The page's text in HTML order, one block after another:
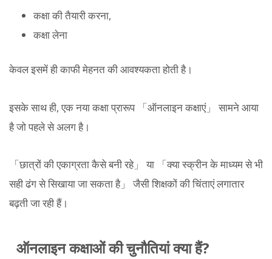
कक्षा की तैयारी करना,
कक्षा लेना
केवल इसमें ही काफी मेहनत की आवश्यकता होती है।
इसके साथ ही, एक नया कक्षा प्रारूप 「ऑनलाइन कक्षाएं」 सामने आया
है जो पहले से अलग है।
「छात्रों की एकाग्रता कैसे बनी रहे」 या 「क्या स्क्रीन के माध्यम से भी
सही ढंग से सिखाया जा सकता है」 जैसी शिक्षकों की चिंताएं लगातार
बढ़ती जा रही हैं।
ऑनलाइन कक्षाओं की चुनौतियां क्या हैं?